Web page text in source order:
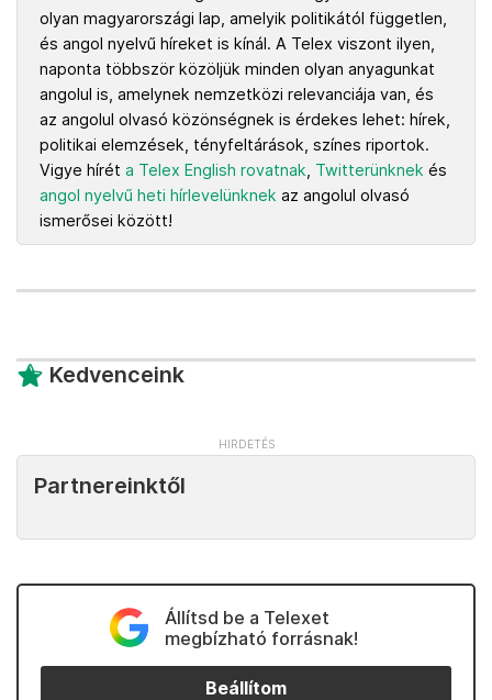
olyan magyarországi lap, amelyik politikától független,
és angol nyelvű híreket is kínál. A Telex viszont ilyen,
naponta többször közöljük minden olyan anyagunkat
angolul is, amelynek nemzetközi relevanciája van, és
az angolul olvasó közönségnek is érdekes lehet: hírek,
politikai elemzések, tényfeltárások, színes riportok.
Vigye hírét a Telex English rovatnak Twitterünknek és
angol nyelvű heti hírlevelünknek az angolul olvasó
ismerősei között!
Kedvenceink
Partnereinktől
Állítsd be a Telexet
megbízható forrásnak!
Beállítom